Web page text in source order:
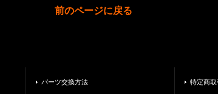
前のページに戻る
パーツ交換方法 特定商